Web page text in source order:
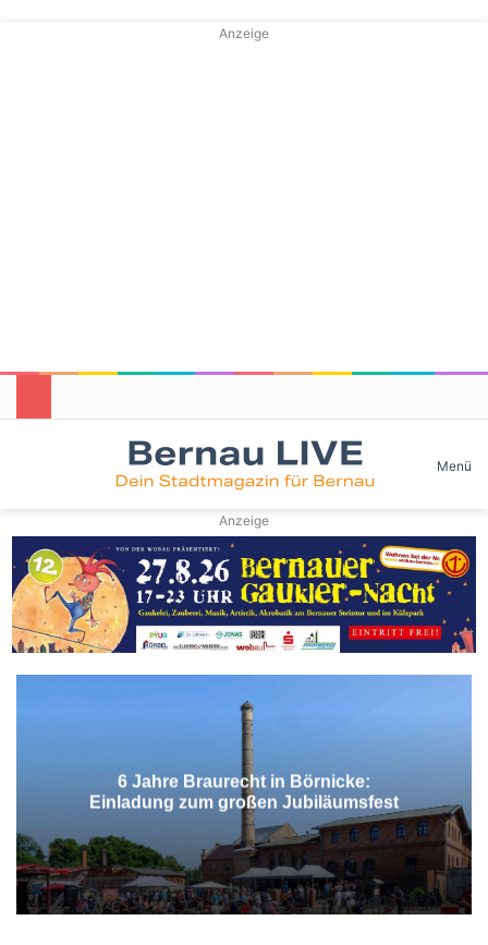
Anzeige
Skin umschalten Menü
Anzeige
6 Jahre Braurecht in Börnicke:
Einladung zum großen Jubiläumsfest